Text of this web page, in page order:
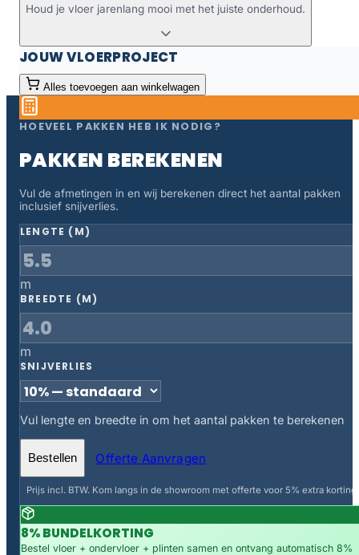
Houd je vloer jarenlang mooi met het juiste onderhoud.
JOUW VLOERPROJECT
Alles toevoegen aan winkelwagen
HOEVEEL PAKKEN HEB IK NODIG?
PAKKEN BEREKENEN
Vul de afmetingen in en wij berekenen direct het aantal pakken
inclusief snijverlies.
LENGTE (M)
m
BREEDTE (M)
m
SNIJVERLIES
Vul lengte en breedte in om het aantal pakken te berekenen
Bestellen Offerte Aanvragen
Prijs incl. BTW. Kom langs in de showroom met offerte voor 5% extra korting.
8% BUNDELKORTING
Bestel vloer + ondervloer + plinten samen en ontvang automatisch 8%